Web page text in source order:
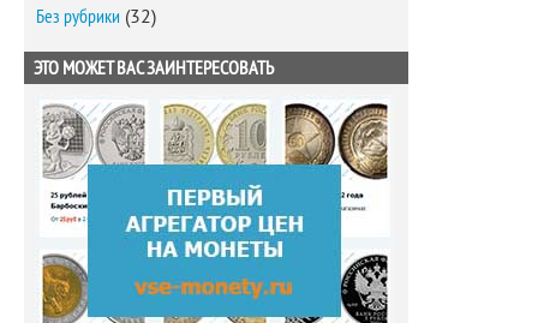
Без рубрики (32)
ЭТО МОЖЕТ ВАС ЗАИНТЕРЕСОВАТЬ